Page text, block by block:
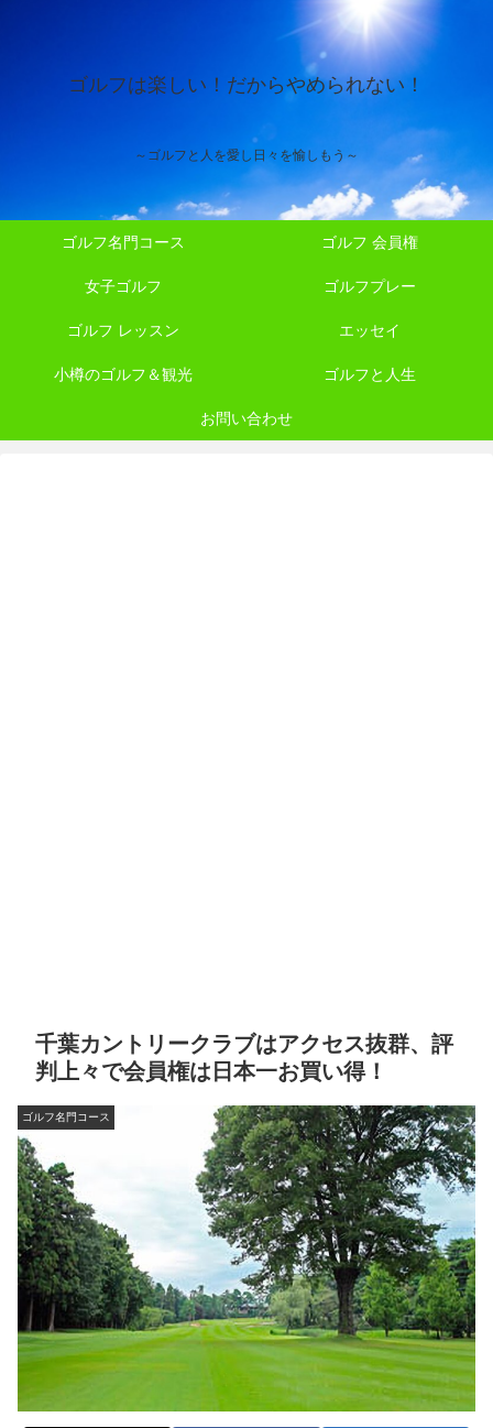
ゴルフは楽しい！だからやめられない！
～ゴルフと人を愛し日々を愉しもう～
ゴルフ名門コース ゴルフ 会員権
女子ゴルフ ゴルフプレー
ゴルフ レッスン エッセイ
小樽のゴルフ＆観光 ゴルフと人生
お問い合わせ
千葉カントリークラブはアクセス抜群、評
判上々で会員権は日本一お買い得！
ゴルフ名門コース